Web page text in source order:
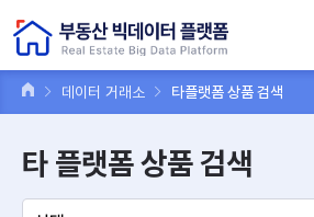
데이터 거래소 타플랫폼 상품 검색
타 플랫폼 상품 검색